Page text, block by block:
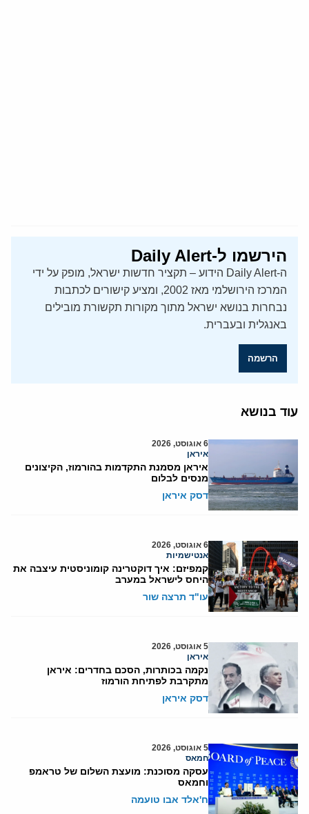
הירשמו ל-Daily Alert
ה-Daily Alert הידוע – תקציר חדשות ישראל, מופק על ידי
המרכז הירושלמי מאז 2002, ומציע קישורים לכתבות
נבחרות בנושא ישראל מתוך מקורות תקשורת מובילים
באנגלית ובעברית.
הרשמה
עוד בנושא
6 אוגוסט, 2026
איראן
איראן מסמנת התקדמות בהורמוז, הקיצונים
מנסים לבלום
דסק איראן
6 אוגוסט, 2026
אנטישמיות
קמפיזם: איך דוקטרינה קומוניסטית עיצבה את
היחס לישראל במערב
עו"ד תרצה שור
5 אוגוסט, 2026
איראן
נקמה בכותרות, הסכם בחדרים: איראן
מתקרבת לפתיחת הורמוז
דסק איראן
5 אוגוסט, 2026
חמאס
עסקה מסוכנת: מועצת השלום של טראמפ
וחמאס
ח'אלד אבו טועמה